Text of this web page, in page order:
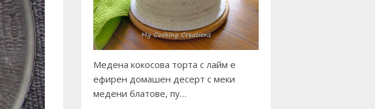
Медена кокосова торта с лайм е
ефирен домашен десерт с меки
медени блатове, пу…